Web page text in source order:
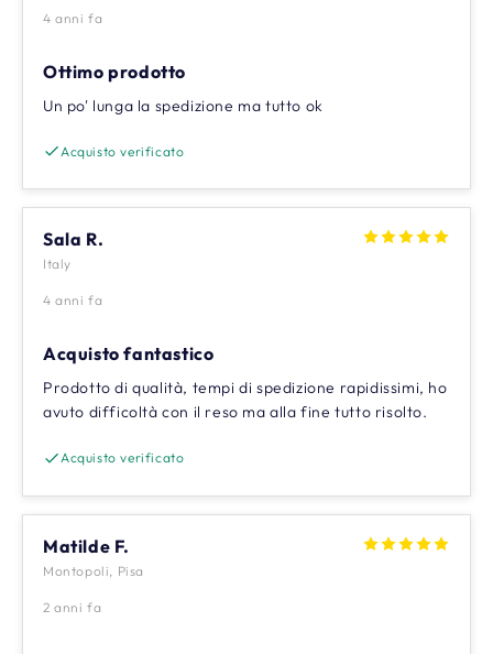
4 anni fa
Ottimo prodotto
Un po' lunga la spedizione ma tutto ok
Acquisto verificato
Sala R.
Italy
4 anni fa
Acquisto fantastico
Prodotto di qualità, tempi di spedizione rapidissimi, ho
avuto difficoltà con il reso ma alla fine tutto risolto.
Acquisto verificato
Matilde F.
Montopoli, Pisa
2 anni fa